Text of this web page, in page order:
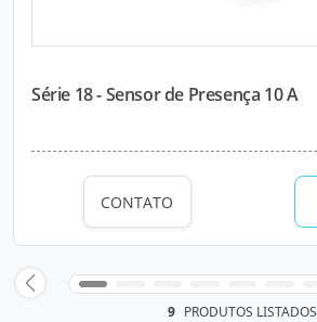
Série 18 - Sensor de Presença 10 A
CONTATO
9 PRODUTOS LISTADOS